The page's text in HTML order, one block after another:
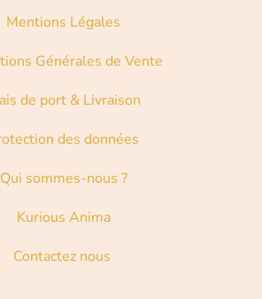
Mentions Légales
Générales de Vente
de port & Livraison
des données
Qui sommes-nous ?
Kurious Anima
Contactez nous